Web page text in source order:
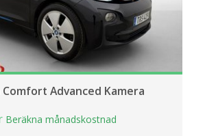
Comfort Advanced Kamera
Beräkna månadskostnad